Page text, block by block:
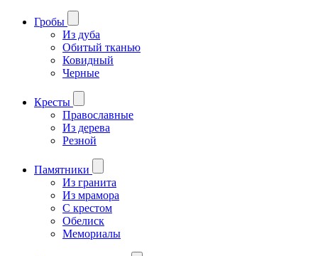
Гробы
Из дуба
Обитый тканью
Ковидный
Черные
Кресты
Православные
Из дерева
Резной
Памятники
Из гранита
Из мрамора
С крестом
Обелиск
Мемориалы